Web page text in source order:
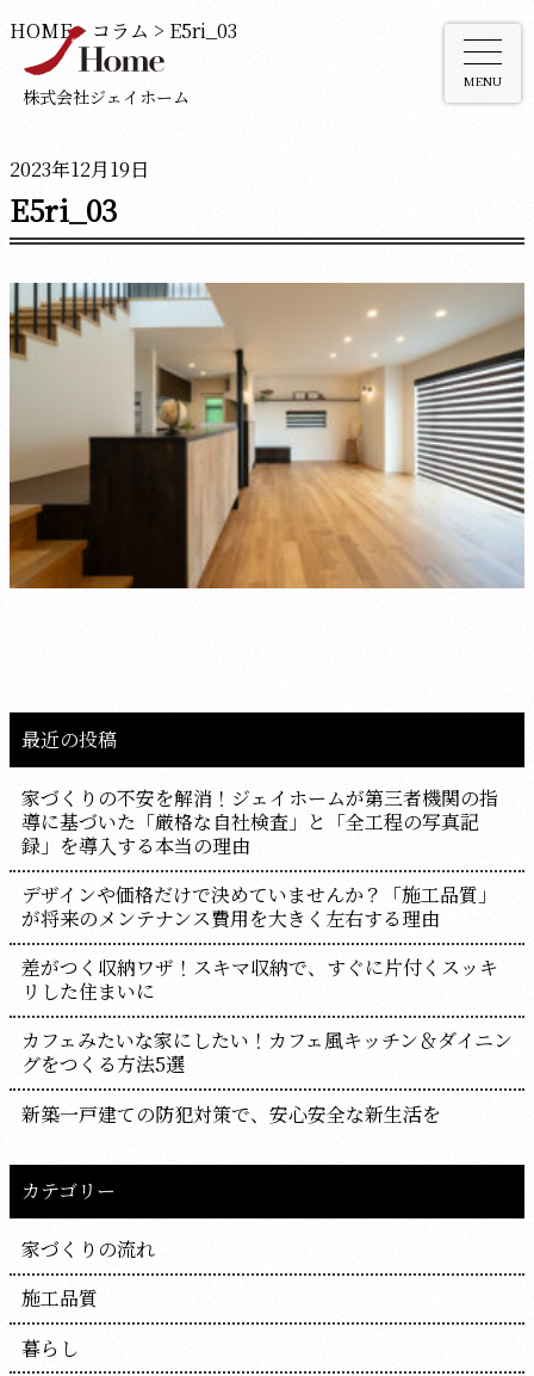
株式会社ジェイホーム
MENU
HOME> コラム > E5ri_03
2023年12月19日
E5ri_03
最近の投稿
家づくりの不安を解消！ジェイホームが第三者機関の指
導に基づいた「厳格な自社検査」と「全工程の写真記
録」を導入する本当の理由
デザインや価格だけで決めていませんか？「施工品質」
が将来のメンテナンス費用を大きく左右する理由
差がつく収納ワザ！スキマ収納で、すぐに片付くスッキ
リした住まいに
カフェみたいな家にしたい！カフェ風キッチン＆ダイニン
グをつくる方法5選
新築一戸建ての防犯対策で、安心安全な新生活を
カテゴリー
家づくりの流れ
施工品質
暮らし